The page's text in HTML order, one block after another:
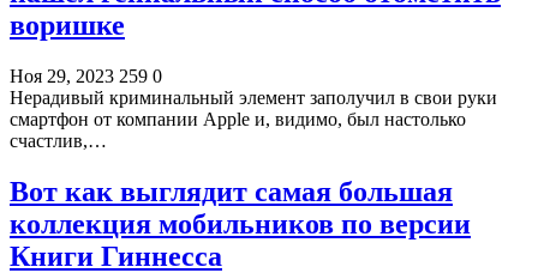
воришке
Ноя 29, 2023 259 0
Нерадивый криминальный элемент заполучил в свои руки
смартфон от компании Apple и, видимо, был настолько
счастлив,…
Вот как выглядит самая большая
коллекция мобильников по версии
Книги Гиннесса